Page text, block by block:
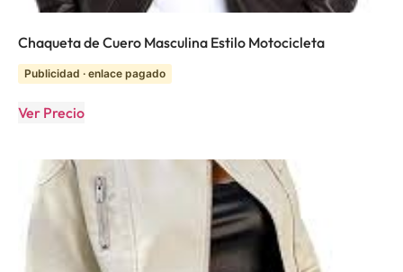
Chaqueta de Cuero Masculina Estilo Motocicleta
Publicidad · enlace pagado
Ver Precio